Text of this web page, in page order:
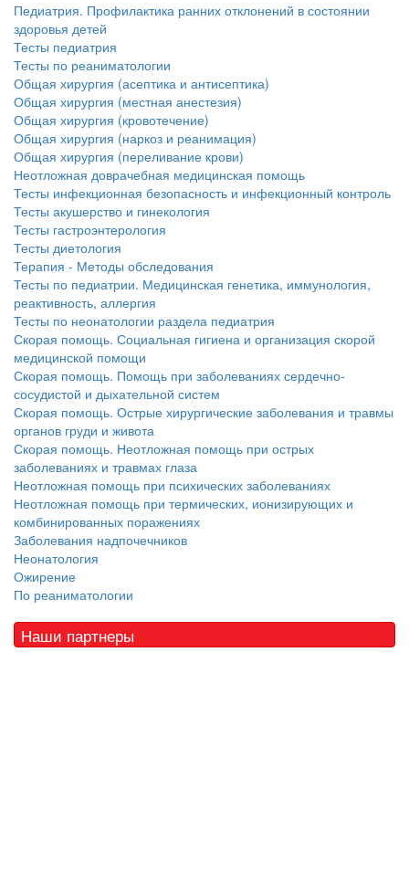
Педиатрия. Профилактика ранних отклонений в состоянии
здоровья детей
Тесты педиатрия
Тесты по реаниматологии
Общая хирургия (асептика и антисептика)
Общая хирургия (местная анестезия)
Общая хирургия (кровотечение)
Общая хирургия (наркоз и реанимация)
Общая хирургия (переливание крови)
Неотложная доврачебная медицинская помощь
Тесты инфекционная безопасность и инфекционный контроль
Тесты акушерство и гинекология
Тесты гастроэнтерология
Тесты диетология
Терапия - Методы обследования
Тесты по педиатрии. Медицинская генетика, иммунология,
реактивность, аллергия
Тесты по неонатологии раздела педиатрия
Скорая помощь. Социальная гигиена и организация скорой
медицинской помощи
Скорая помощь. Помощь при заболеваниях сердечно-
сосудистой и дыхательной систем
Скорая помощь. Острые хирургические заболевания и травмы
органов груди и живота
Скорая помощь. Неотложная помощь при острых
заболеваниях и травмах глаза
Неотложная помощь при психических заболеваниях
Неотложная помощь при термических, ионизирующих и
комбинированных поражениях
Заболевания надпочечников
Неонатология
Ожирение
По реаниматологии
Наши партнеры